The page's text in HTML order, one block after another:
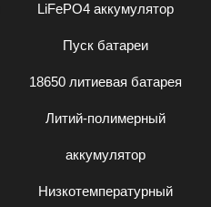
LiFePO4 аккумулятор
Пуск батареи
18650 литиевая батарея
Литий-полимерный
аккумулятор
Низкотемпературный